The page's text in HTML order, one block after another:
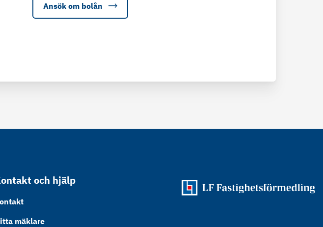
Ansök om bolån
och hjälp
mäklare